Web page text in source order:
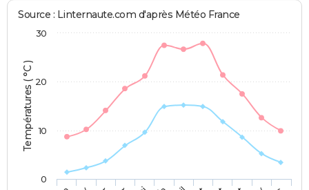
Températures ( °C )
Source : Linternaute.com d'après Météo France
0
10
20
30